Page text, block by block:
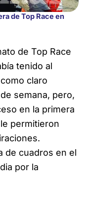
de Top Race en
de Top Race
tenido al
claro
semana, pero,
en la primera
permitieron
de cuadros en el
por la